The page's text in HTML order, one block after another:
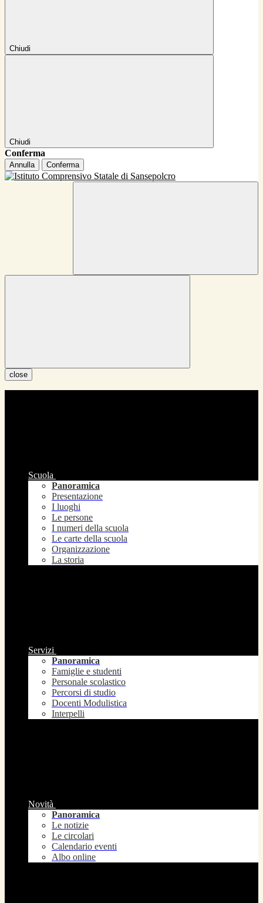
Chiudi
Chiudi
Conferma
Annulla Conferma
close
Scuola
Panoramica
Presentazione
I luoghi
Le persone
I numeri della scuola
Le carte della scuola
Organizzazione
La storia
Servizi
Panoramica
Famiglie e studenti
Personale scolastico
Percorsi di studio
Docenti Modulistica
Interpelli
Novità
Panoramica
Le notizie
Le circolari
Calendario eventi
Albo online